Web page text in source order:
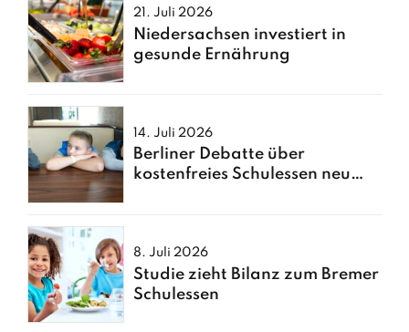
21. Juli 2026
Niedersachsen investiert in
gesunde Ernährung
14. Juli 2026
Berliner Debatte über
kostenfreies Schulessen neu
8. Juli 2026
Studie zieht Bilanz zum Bremer
Schulessen